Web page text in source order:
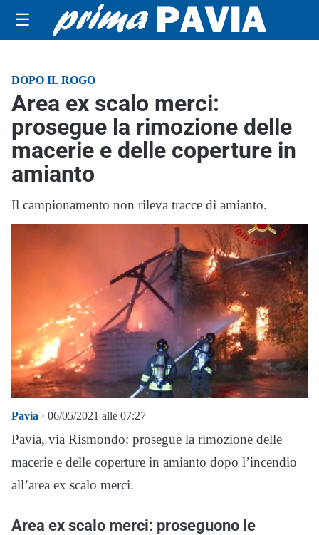
☰
DOPO IL ROGO
Area ex scalo merci:
prosegue la rimozione delle
macerie e delle coperture in
amianto
Il campionamento non rileva tracce di amianto.
Pavia · 06/05/2021 alle 07:27
Pavia, via Rismondo: prosegue la rimozione delle
macerie e delle coperture in amianto dopo l’incendio
all’area ex scalo merci.
Area ex scalo merci: proseguono le